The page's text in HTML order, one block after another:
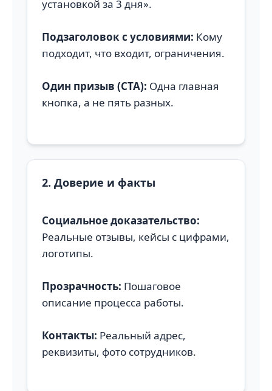
установкой за 3 дня».
Подзаголовок с условиями: Кому
подходит, что входит, ограничения.
Один призыв (CTA): Одна главная
кнопка, а не пять разных.
2. Доверие и факты
Социальное доказательство:
Реальные отзывы, кейсы с цифрами,
логотипы.
Прозрачность: Пошаговое
описание процесса работы.
Контакты: Реальный адрес,
реквизиты, фото сотрудников.